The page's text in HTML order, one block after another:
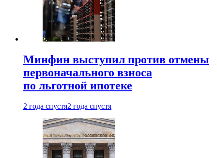
Минфин выступил против отмены
первоначального взноса
по льготной ипотеке
2 года спустя2 года спустя